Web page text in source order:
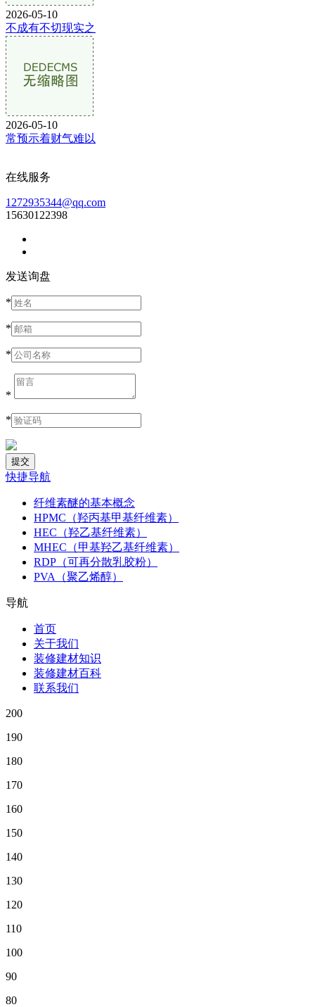
2026-05-10
不成有不切现实之
2026-05-10
常预示着财气难以
在线服务
1272935344@qq.com
15630122398
发送询盘
*
*
*
*
*
快捷导航
纤维素醚的基本概念
HPMC（羟丙基甲基纤维素）
HEC（羟乙基纤维素）
MHEC（甲基羟乙基纤维素）
RDP（可再分散乳胶粉）
PVA（聚乙烯醇）
导航
首页
关于我们
装修建材知识
装修建材百科
联系我们
200
190
180
170
160
150
140
130
120
110
100
90
80